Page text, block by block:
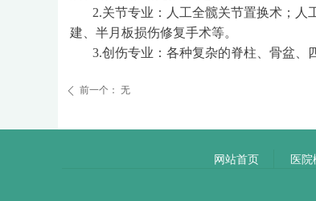
ꄴ 前一个： 无
2.关节专业：人工全髋关节置换术；
建、半月板损伤修复手术等。
3.创伤专业：各种复杂的脊柱、骨盆、
网站首页 医院